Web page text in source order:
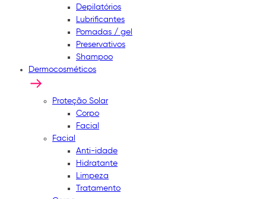
Depilatórios
Lubrificantes
Pomadas / gel
Preservativos
Shampoo
Dermocosméticos
Proteção Solar
Corpo
Facial
Facial
Anti-idade
Hidratante
Limpeza
Tratamento